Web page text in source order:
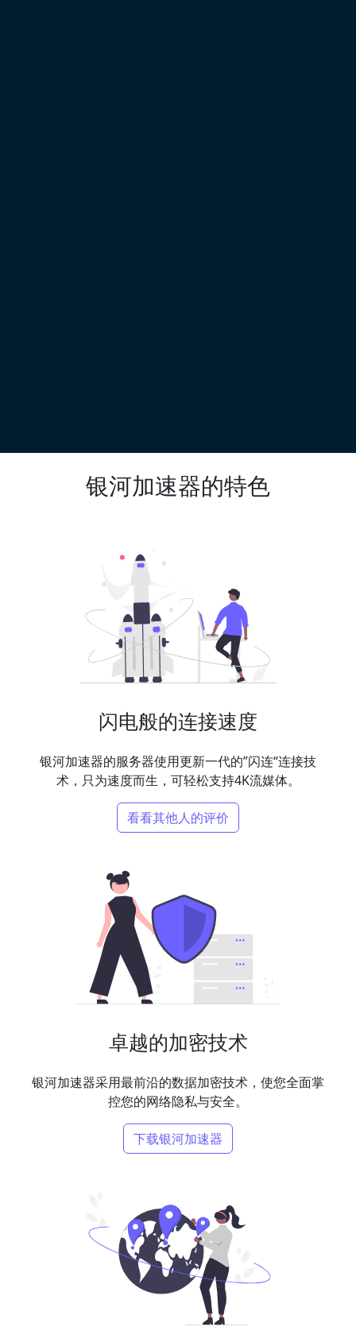
银河加速器的特色
闪电般的连接速度
银河加速器的服务器使用更新一代的”闪连“连接技
术，只为速度而生，可轻松支持4K流媒体。
看看其他人的评价
卓越的加密技术
银河加速器采用最前沿的数据加密技术，使您全面掌
控您的网络隐私与安全。
下载银河加速器